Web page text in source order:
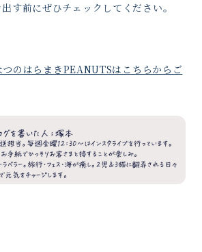
す前にぜひチェックしてください。
つのはらまきPEANUTSはこちらからご